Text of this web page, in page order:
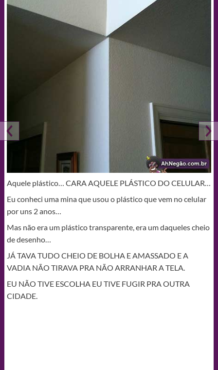
Aquele plástico… CARA AQUELE PLÁSTICO DO CELULAR…
Eu conheci uma mina que usou o plástico que vem no celular
por uns 2 anos…
Mas não era um plástico transparente, era um daqueles cheio
de desenho…
JÁ TAVA TUDO CHEIO DE BOLHA E AMASSADO E A
VADIA NÃO TIRAVA PRA NÃO ARRANHAR A TELA.
EU NÃO TIVE ESCOLHA EU TIVE FUGIR PRA OUTRA
CIDADE.